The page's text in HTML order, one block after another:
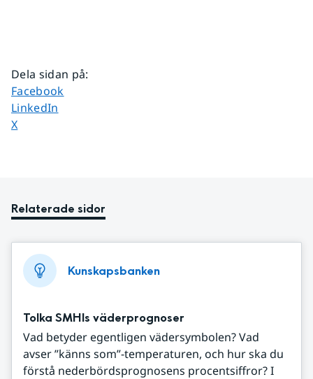
Dela sidan på:
Dela sidan på
Facebook
Dela sidan på
LinkedIn
Dela sidan på
X
Relaterade sidor
Kunskapsbanken
Tolka SMHIs väderprognoser
Vad betyder egentligen vädersymbolen? Vad
avser ”känns som”-temperaturen, och hur ska du
förstå nederbördsprognosens procentsiffror? I